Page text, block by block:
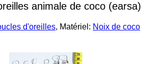
animale de coco (earsa)
d'oreilles, Matériel: Noix de coco